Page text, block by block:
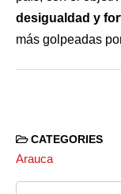
desigualdad y
más golpeadas
CATEGORIES
Arauca